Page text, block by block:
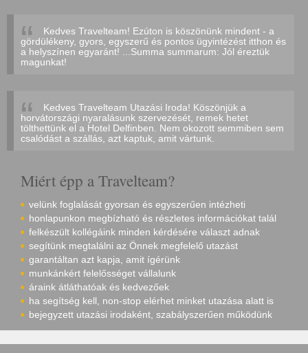
Kedves Travelteam! Ezúton is köszönünk mindent - a
gördülékeny, gyors, egyszerű és pontos ügyintézést itthon és
a helyszínen egyaránt! ...Summa summarum: Jól éreztük
magunkat!
Kedves Travelteam Utazási Iroda! Köszönjük a
horvátországi nyaralásunk szervezését, remek hetet
tölthettünk el a Hotel Delfinben. Nem okozott semmiben sem
csalódást a szállás, azt kaptuk, amit vártunk.
Miért épp a Travelteam?
velünk foglalását gyorsan és egyszerűen intézheti
honlapunkon megbízható és részletes információkat talál
felkészült kollégáink minden kérdésére választ adnak
segítünk megtalálni az Önnek megfelelő utazást
garantáltan azt kapja, amit ígérünk
munkánkért felelősséget vállalunk
áraink átláthatóak és kedvezőek
ha segítség kell, non-stop elérhet minket utazása alatt is
bejegyzett utazási irodaként, szabályszerűen működünk